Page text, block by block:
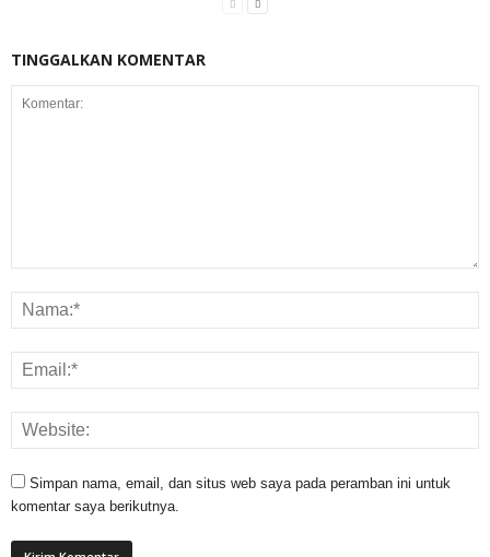
TINGGALKAN KOMENTAR
Simpan nama, email, dan situs web saya pada peramban ini untuk
komentar saya berikutnya.